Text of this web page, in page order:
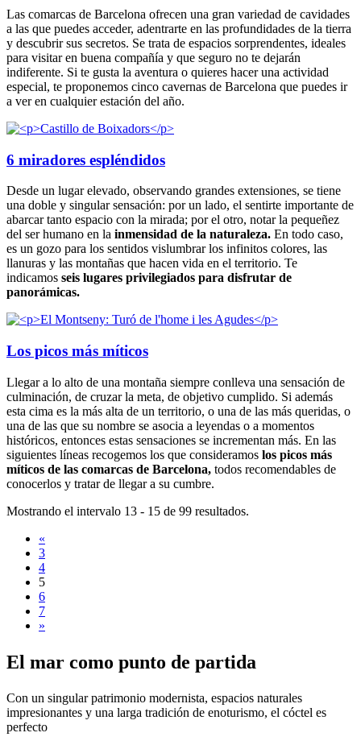
Las comarcas de Barcelona ofrecen una gran variedad de cavidades
a las que puedes acceder, adentrarte en las profundidades de la tierra
y descubrir sus secretos. Se trata de espacios sorprendentes, ideales
para visitar en buena compañía y que seguro no te dejarán
indiferente. Si te gusta la aventura o quieres hacer una actividad
especial, te proponemos cinco cavernas de Barcelona que puedes ir
a ver en cualquier estación del año.
6 miradores espléndidos
Desde un lugar elevado, observando grandes extensiones, se tiene
una doble y singular sensación: por un lado, el sentirte importante de
abarcar tanto espacio con la mirada; por el otro, notar la pequeñez
del ser humano en la inmensidad de la naturaleza. En todo caso,
es un gozo para los sentidos vislumbrar los infinitos colores, las
llanuras y las montañas que hacen vida en el territorio. Te
indicamos seis lugares privilegiados para disfrutar de
panorámicas.
Los picos más míticos
Llegar a lo alto de una montaña siempre conlleva una sensación de
culminación, de cruzar la meta, de objetivo cumplido. Si además
esta cima es la más alta de un territorio, o una de las más queridas, o
una de las que su nombre se asocia a leyendas o a momentos
históricos, entonces estas sensaciones se incrementan más. En las
siguientes líneas recogemos los que consideramos los picos más
míticos de las comarcas de Barcelona, todos recomendables de
conocerlos y tratar de llegar a su cumbre.
Mostrando el intervalo 13 - 15 de 99 resultados.
«
3
4
5
6
7
»
El mar como punto de partida
Con un singular patrimonio modernista, espacios naturales
impresionantes y una larga tradición de enoturismo, el cóctel es
perfecto